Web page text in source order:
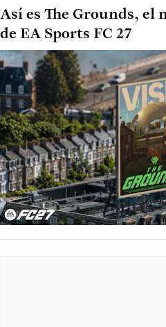
Así es The Grounds, el
de EA Sports FC 27